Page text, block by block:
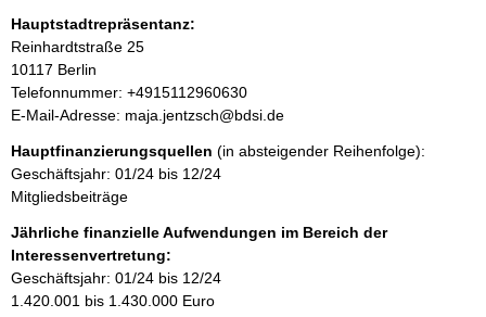
t
i
n
o
r
m
a
i
o
n
e
Hauptstadtrepräsentanz:
A
d
r
e
s
e
Reinhardtstraße 25
10117 Berlin
K
o
t
a
k
t
i
n
f
Telefonnummer: +4915112960630
E-Mail-Adresse: maja.jentzsch@bdsi.de
Hauptfinanzierungsquellen (in absteigender Reihenfolge):
Geschäftsjahr: 01/24 bis 12/24
Mitgliedsbeiträge
Jährliche finanzielle Aufwendungen im Bereich der
Interessenvertretung:
Geschäftsjahr: 01/24 bis 12/24
1.420.001 bis 1.430.000 Euro